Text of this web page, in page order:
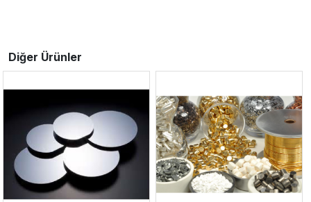
Diğer Ürünler